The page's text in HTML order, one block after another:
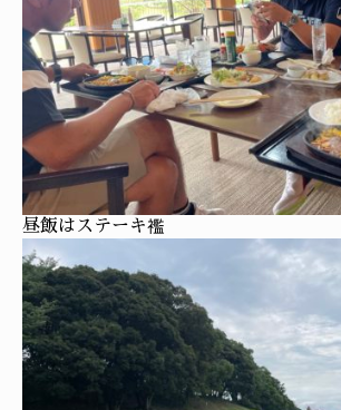
昼飯はステーキ襤